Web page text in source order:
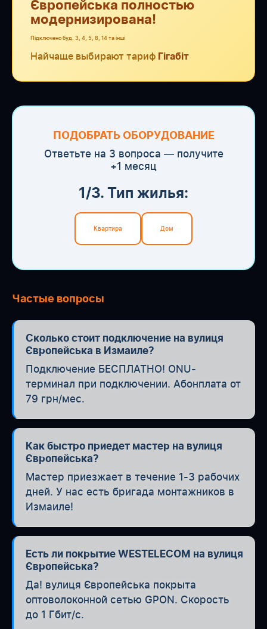
Європейська полностью
модернизирована!
Підключено буд. 3, 4, 5, 8, 14 та інші
Найчаще выбирают тариф Гігабіт
ПОДОБРАТЬ ОБОРУДОВАНИЕ
Ответьте на 3 вопроса — получите
+1 месяц
1/3. Тип жилья:
Квартира Дом
Частые вопросы
Сколько стоит подключение на вулиця
Європейська в Измаиле?
Подключение БЕСПЛАТНО! ONU-
терминал при подключении. Абонплата от
79 грн/мес.
Как быстро приедет мастер на вулиця
Європейська?
Мастер приезжает в течение 1-3 рабочих
дней. У нас есть бригада монтажников в
Измаиле!
Есть ли покрытие WESTELECOM на вулиця
Європейська?
Да! вулиця Європейська покрыта
оптоволоконной сетью GPON. Скорость
до 1 Гбит/с.